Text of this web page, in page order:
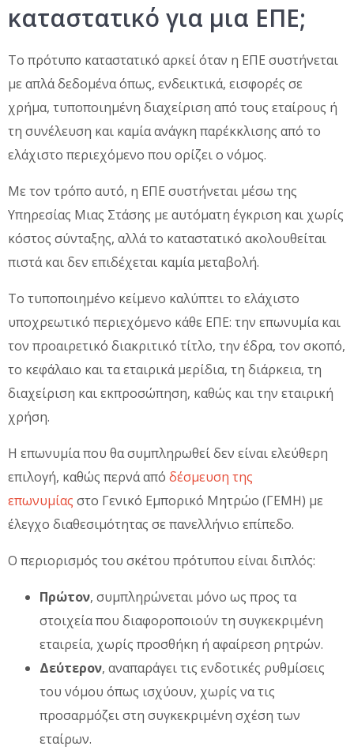
καταστατικό για μια ΕΠΕ;
Το πρότυπο καταστατικό αρκεί όταν η ΕΠΕ συστήνεται
με απλά δεδομένα όπως, ενδεικτικά, εισφορές σε
χρήμα, τυποποιημένη διαχείριση από τους εταίρους ή
τη συνέλευση και καμία ανάγκη παρέκκλισης από το
ελάχιστο περιεχόμενο που ορίζει ο νόμος.
Με τον τρόπο αυτό, η ΕΠΕ συστήνεται μέσω της
Υπηρεσίας Μιας Στάσης με αυτόματη έγκριση και χωρίς
κόστος σύνταξης, αλλά το καταστατικό ακολουθείται
πιστά και δεν επιδέχεται καμία μεταβολή.
Το τυποποιημένο κείμενο καλύπτει το ελάχιστο
υποχρεωτικό περιεχόμενο κάθε ΕΠΕ: την επωνυμία και
τον προαιρετικό διακριτικό τίτλο, την έδρα, τον σκοπό,
το κεφάλαιο και τα εταιρικά μερίδια, τη διάρκεια, τη
διαχείριση και εκπροσώπηση, καθώς και την εταιρική
χρήση.
Η επωνυμία που θα συμπληρωθεί δεν είναι ελεύθερη
επιλογή, καθώς περνά από δέσμευση της
επωνυμίας στο Γενικό Εμπορικό Μητρώο (ΓΕΜΗ) με
έλεγχο διαθεσιμότητας σε πανελλήνιο επίπεδο.
Ο περιορισμός του σκέτου πρότυπου είναι διπλός:
Πρώτον, συμπληρώνεται μόνο ως προς τα
στοιχεία που διαφοροποιούν τη συγκεκριμένη
εταιρεία, χωρίς προσθήκη ή αφαίρεση ρητρών.
Δεύτερον, αναπαράγει τις ενδοτικές ρυθμίσεις
του νόμου όπως ισχύουν, χωρίς να τις
προσαρμόζει στη συγκεκριμένη σχέση των
εταίρων.